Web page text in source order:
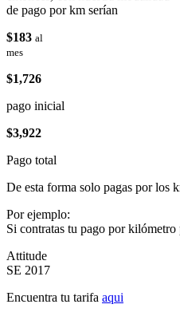
de pago por km serían
$183 al
mes
$1,726
pago inicial
$3,922
Pago total
De esta forma solo pagas por los
Por ejemplo:
Si contratas tu pago por kilómetro
Attitude
SE 2017
Encuentra tu tarifa aqui